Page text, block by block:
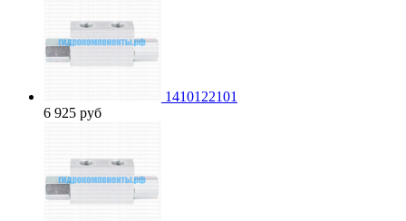
1410122101
6 925 руб